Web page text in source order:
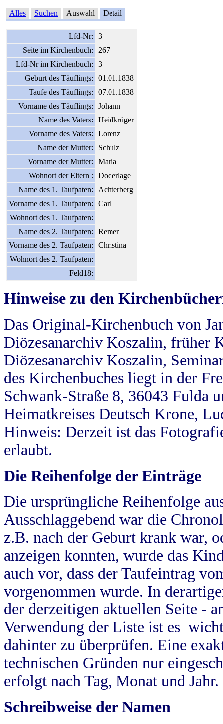
Alles Suchen Auswahl Detail
Lfd-Nr:
3
Seite im Kirchenbuch:
267
Lfd-Nr im Kirchenbuch:
3
Geburt des Täuflings:
01.01.1838
Taufe des Täuflings:
07.01.1838
Vorname des Täuflings:
Johann
Name des Vaters:
Heidkrüger
Vorname des Vaters:
Lorenz
Name der Mutter:
Schulz
Vorname der Mutter:
Maria
Wohnort der Eltern :
Doderlage
Name des 1. Taufpaten:
Achterberg
Vorname des 1. Taufpaten:
Carl
Wohnort des 1. Taufpaten:
Name des 2. Taufpaten:
Remer
Vorname des 2. Taufpaten:
Christina
Wohnort des 2. Taufpaten:
Feld18:
Hinweise zu den
Das Original-Kirchenbuch von
Diözesanarchiv Koszalin, früher
Diözesanarchiv Koszalin,
des Kirchenbuches liegt in der
Schwank-Straße 8, 36043 Fulda
Heimatkreises Deutsch Krone,
Hinweis: Derzeit ist das
erlaubt.
Die Reihenfolge der Einträge
Die ursprüngliche Reihenfolge
Ausschlaggebend war die
z.B. nach der Geburt krank war,
anzeigen konnten, wurde das
auch vor, dass der Taufeintrag
vorgenommen wurde. In
der derzeitigen aktuellen Seite -
Verwendung der Liste ist es
dahinter zu überprüfen. Eine
technischen Gründen nur
erfolgt nach Tag, Monat und Jahr.
Schreibweise der Namen